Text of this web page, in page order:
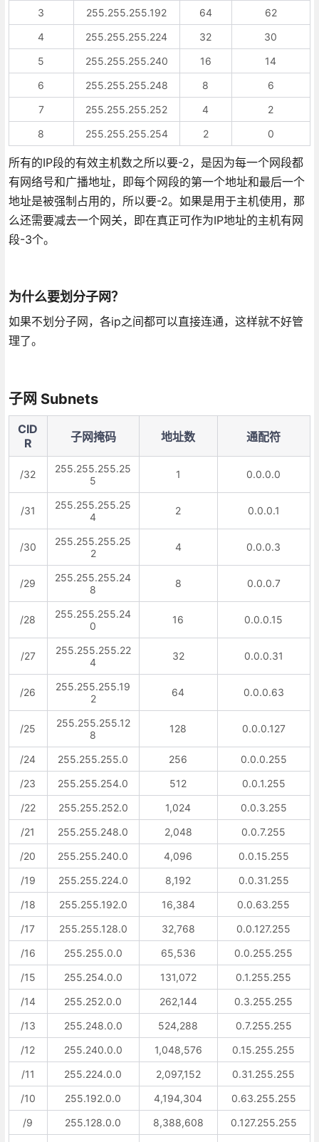
3
255.255.255.192 64
62
4
255.255.255.224 32
30
5
255.255.255.240 16
14
6
255.255.255.248 8
6
7
255.255.255.252 4
2
8
255.255.255.254 2 0
所有的IP段的有效主机数之所以要-2，是因为每一个网段都
有网络号和广播地址，即每个网段的第一个地址和最后一个
地址是被强制占用的，所以要-2。如果是用于主机使用，那
么还需要减去一个网关，即在真正可作为IP地址的主机有网
段-3个。
为什么要划分子网？
如果不划分子网，各ip之间都可以直接连通，这样就不好管
理了。
子网 Subnets
CID
R
子网掩码 地址数 通配符
/32
255.255.255.25
5
1 0.0.0.0
/31
255.255.255.25
4
2 0.0.0.1
/30
255.255.255.25
2
4 0.0.0.3
/29
255.255.255.24
8
8 0.0.0.7
/28
255.255.255.24
0
16 0.0.0.15
/27
255.255.255.22
4
32 0.0.0.31
/26
255.255.255.19
2
64 0.0.0.63
/25
255.255.255.12
8
128 0.0.0.127
/24 255.255.255.0 256
0.0.0.255
/23
255.255.254.0 512
0.0.1.255
/22
255.255.252.0 1,024
0.0.3.255
/21
255.255.248.0 2,048
0.0.7.255
/20
255.255.240.0 4,096
0.0.15.255
/19
255.255.224.0 8,192
0.0.31.255
/18
255.255.192.0 16,384
0.0.63.255
/17
255.255.128.0 32,768
0.0.127.255
/16
255.255.0.0 65,536
0.0.255.255
/15
255.254.0.0 131,072
0.1.255.255
/14
255.252.0.0 262,144
0.3.255.255
/13
255.248.0.0 524,288
0.7.255.255
/12
255.240.0.0 1,048,576
0.15.255.255
/11
255.224.0.0 2,097,152
0.31.255.255
/10
255.192.0.0 4,194,304
0.63.255.255
/9
255.128.0.0 8,388,608
0.127.255.255